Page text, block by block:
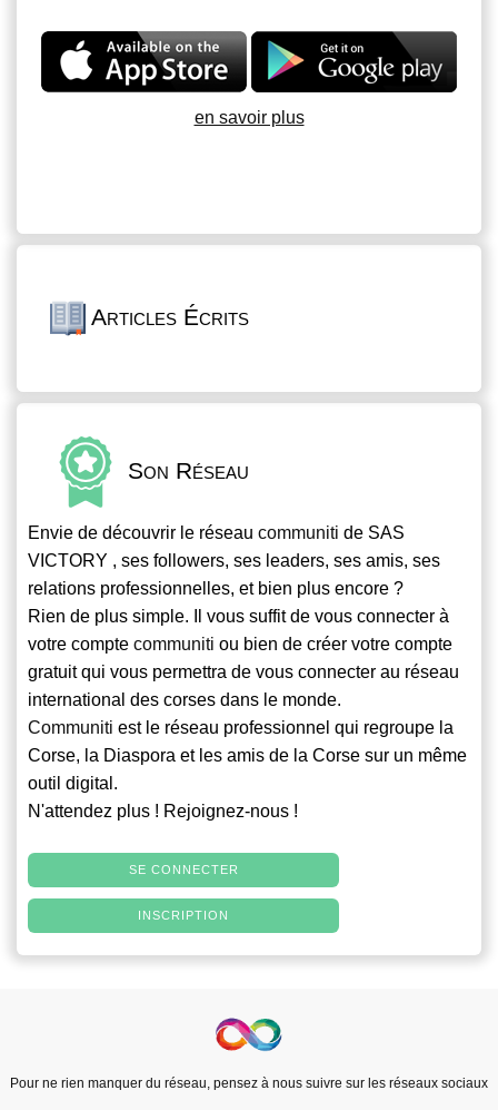
en savoir plus
Articles Écrits
Son Réseau
Envie de découvrir le réseau communiti de SAS
VICTORY , ses followers, ses leaders, ses amis, ses
relations professionnelles, et bien plus encore ?
Rien de plus simple. Il vous suffit de vous connecter à
votre compte communiti ou bien de créer votre compte
gratuit qui vous permettra de vous connecter au réseau
international des corses dans le monde.
Communiti est le réseau professionnel qui regroupe la
Corse, la Diaspora et les amis de la Corse sur un même
outil digital.
N'attendez plus ! Rejoignez-nous !
SE CONNECTER
INSCRIPTION
Pour ne rien manquer du réseau, pensez à nous suivre sur les réseaux sociaux